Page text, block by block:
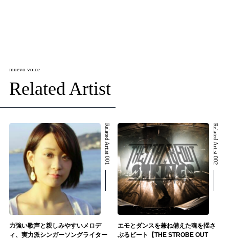
muevo voice
Related Artist
Related Artist 001
力強い歌声と親しみやすいメロデ
ィ、実力派シンガーソングライター
Related Artist 002
エモとダンスを兼ね備えた魂を揺さ
ぶるビート【THE STROBE OUT